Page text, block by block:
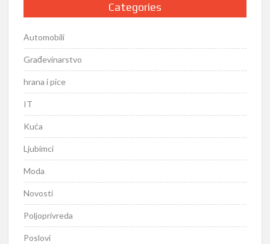
Categories
Automobili
Građevinarstvo
hrana i pice
IT
Kuća
Ljubimci
Moda
Novosti
Poljoprivreda
Poslovi